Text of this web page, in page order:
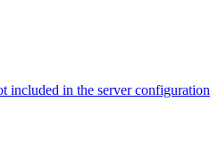
included in the server configuration